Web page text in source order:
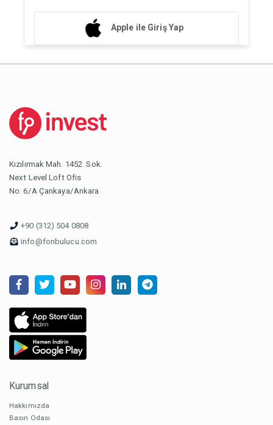
Apple ile Giriş Yap
Kızılırmak Mah. 1452. Sok.
Next Level Loft Ofis
No: 6/A Çankaya/Ankara
+90 (312) 504 0808
info@fonbulucu.com
Kurumsal
Hakkımızda
Basın Odası